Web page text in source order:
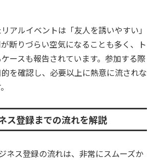
アルイベントは「友人を誘いやすい」
断りづらい空気になることも多く、ト
ースも報告されています。参加する際
を確認し、必要以上に熱意に流されな
ス登録までの流れを解説
ネス登録の流れは、非常にスムーズか